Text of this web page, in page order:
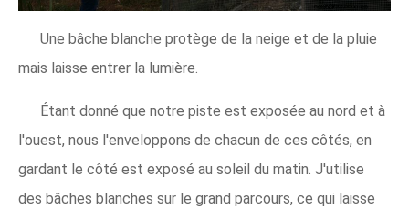
Une bâche blanche protège de la neige et de la pluie
mais laisse entrer la lumière.
Étant donné que notre piste est exposée au nord et à
l'ouest, nous l'enveloppons de chacun de ces côtés, en
gardant le côté est exposé au soleil du matin. J'utilise
des bâches blanches sur le grand parcours, ce qui laisse